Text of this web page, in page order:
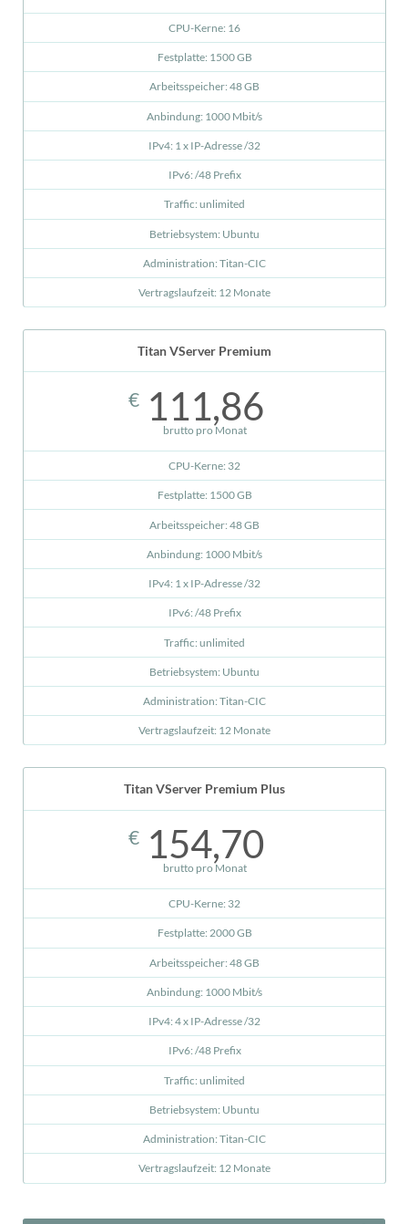
CPU-Kerne: 16
Festplatte: 1500 GB
Arbeitsspeicher: 48 GB
Anbindung: 1000 Mbit/s
IPv4: 1 x IP-Adresse /32
IPv6: /48 Prefix
Traffic: unlimited
Betriebsystem: Ubuntu
Administration: Titan-CIC
Vertragslaufzeit: 12 Monate
Titan VServer Premium
€ 111,86
brutto pro Monat
CPU-Kerne: 32
Festplatte: 1500 GB
Arbeitsspeicher: 48 GB
Anbindung: 1000 Mbit/s
IPv4: 1 x IP-Adresse /32
IPv6: /48 Prefix
Traffic: unlimited
Betriebsystem: Ubuntu
Administration: Titan-CIC
Vertragslaufzeit: 12 Monate
Titan VServer Premium Plus
€ 154,70
brutto pro Monat
CPU-Kerne: 32
Festplatte: 2000 GB
Arbeitsspeicher: 48 GB
Anbindung: 1000 Mbit/s
IPv4: 4 x IP-Adresse /32
IPv6: /48 Prefix
Traffic: unlimited
Betriebsystem: Ubuntu
Administration: Titan-CIC
Vertragslaufzeit: 12 Monate